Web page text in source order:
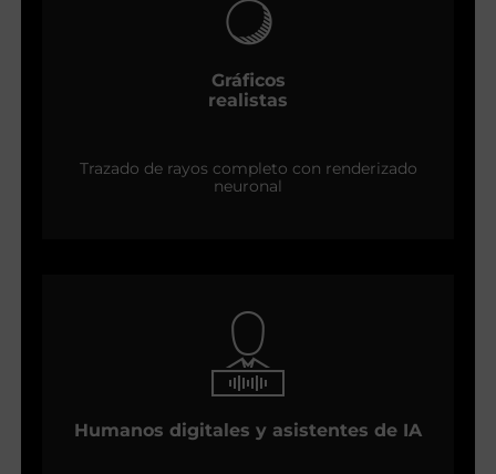
Gráficos
realistas
Trazado de rayos completo con renderizado
neuronal
Humanos digitales y asistentes de IA